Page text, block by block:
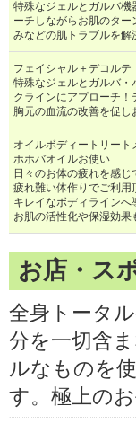
特殊なジェルとガルバ機
ーチしながらお肌のタ
みなどの肌トラブルを解
フェイシャル＋デコルテ
特殊なジェルとガルバ・
クラインにアプローチ！
胸元の血流の改善を促し
オイルボディートリート
ホホバオイルお使い
日々のお体の疲れを感じ
疲れ難い体作りでご利用
キレイなボディラインへ
お肌の活性化や保湿効果
お店・ス
全身トータ
分を一切含
ルなものを
す。極上の